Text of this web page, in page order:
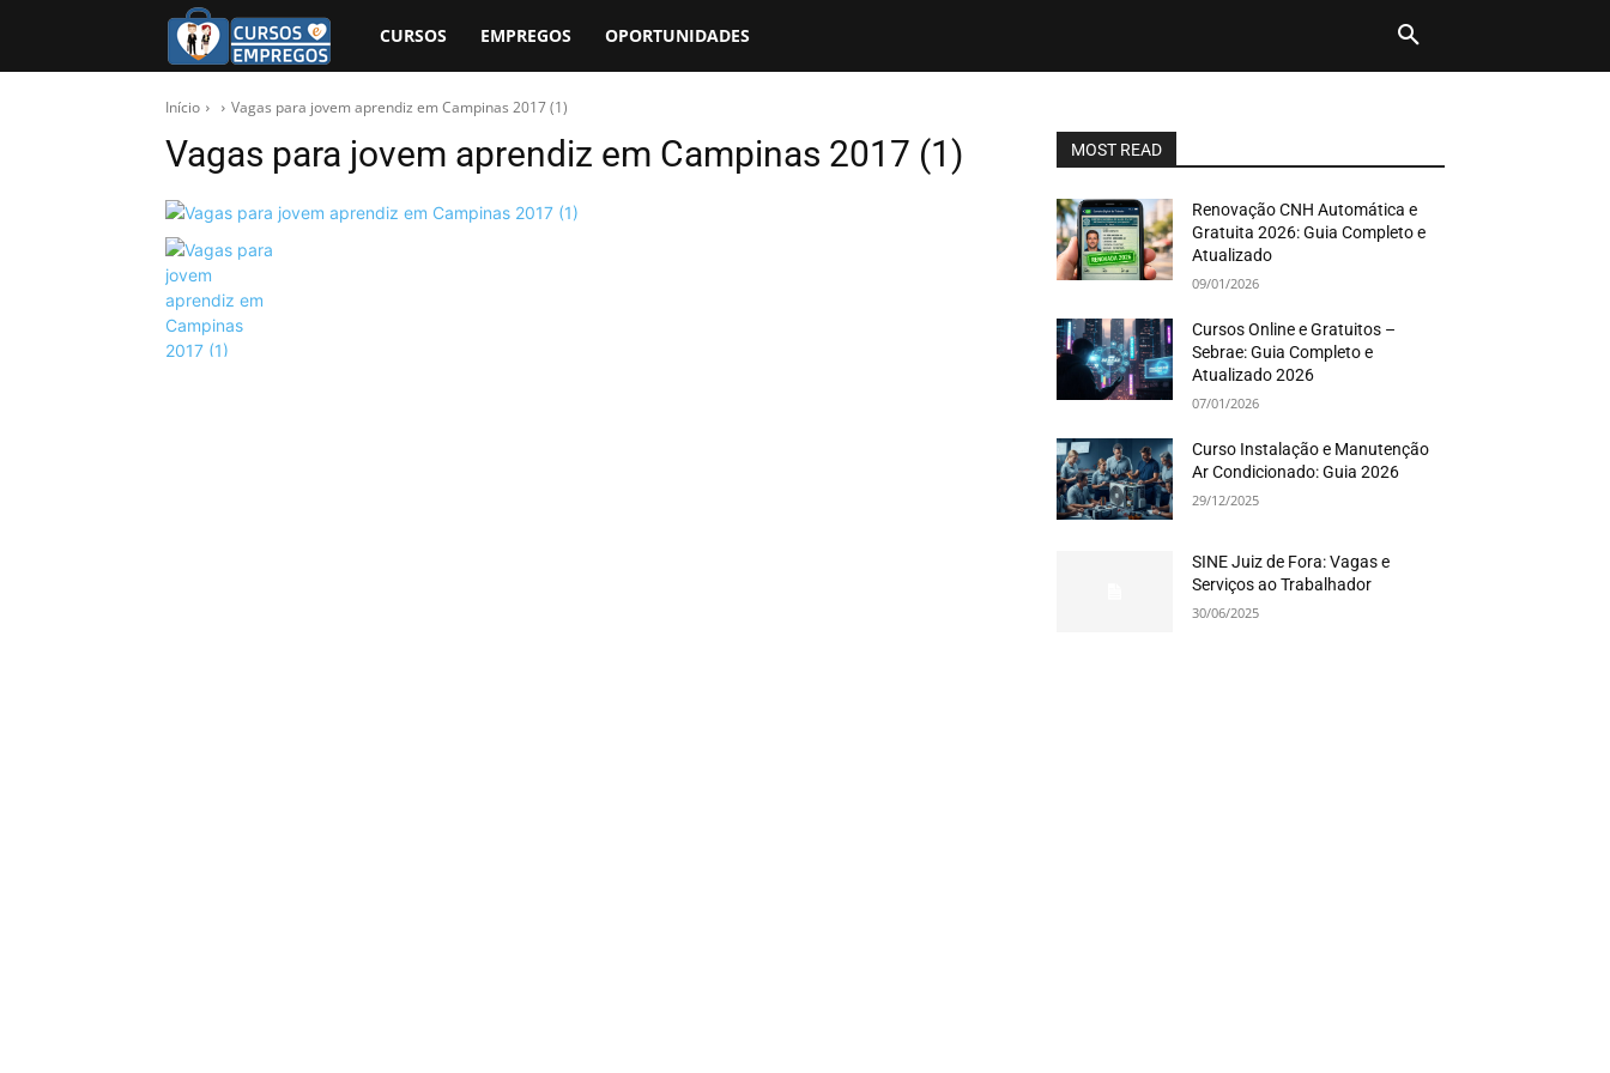
CURSOS EMPREGOS OPORTUNIDADES
Início Vagas para jovem aprendiz em Campinas 2017 (1)
Vagas para jovem aprendiz em Campinas 2017 (1) MOST READ
Renovação CNH Automática e
Gratuita 2026: Guia Completo e
Atualizado
09/01/2026
Cursos Online e Gratuitos –
Sebrae: Guia Completo e
Atualizado 2026
07/01/2026
Curso Instalação e Manutenção
Ar Condicionado: Guia 2026
29/12/2025
SINE Juiz de Fora: Vagas e
Serviços ao Trabalhador
30/06/2025